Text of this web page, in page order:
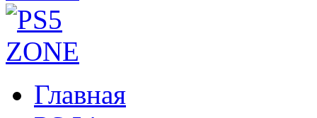
Главная